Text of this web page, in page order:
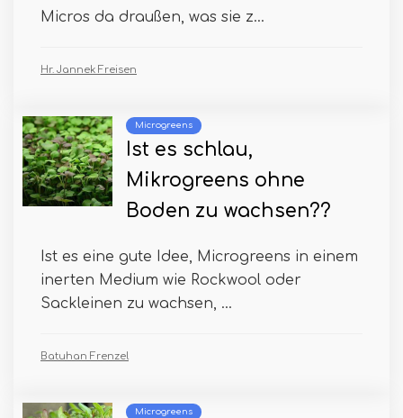
Micros da draußen, was sie z...
Hr. Jannek Freisen
Microgreens
Ist es schlau,
Mikrogreens ohne
Boden zu wachsen??
Ist es eine gute Idee, Microgreens in einem
inerten Medium wie Rockwool oder
Sackleinen zu wachsen, ...
Batuhan Frenzel
Microgreens